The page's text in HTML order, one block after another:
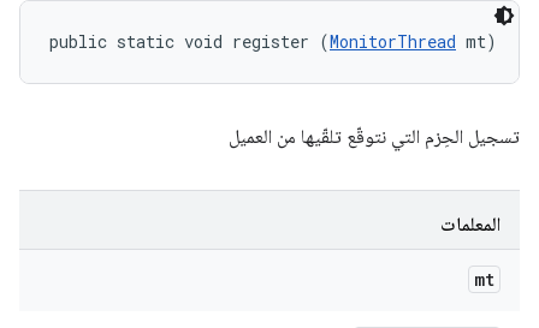
public static void register (MonitorThread mt)
تسجيل الحِزم التي نتوقّع تلقّيها من العميل
المعلمات
mt